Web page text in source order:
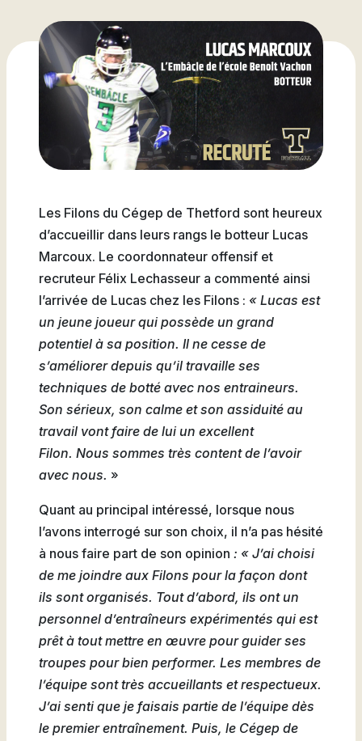
Baseball
Volleyball
Natation
Badminton
Flag
Football
Filons
Actualités
Boutique
Partenaires
Foire aux
questions
Nous
joindre
Stationnement
La Fondation du Cégep
de Thetford et de
Lotbinière
Nos partenaires
Les Presses du Cégep
Campus de Lotbinière
Nouvelles
Nous joindre
collégiales
Stages en alternance
travail-études
À propos de la formation
générale
Annuaire des
Activités sportives
Visite notre Cégep
Planifie ta rentrée
Coûts à prévoir
Foire aux questions
(FAQ)
Viens discuter avec nous
Expériences et
témoignages
Foire aux questions de
l’international (FAQ)
Nous joindre
Les Filons du Cégep de Thetford sont heureux
d’accueillir dans leurs rangs le botteur Lucas
Marcoux. Le coordonnateur offensif et
recruteur Félix Lechasseur a commenté ainsi
l’arrivée de Lucas chez les Filons : « Lucas est
un jeune joueur qui possède un grand
potentiel à sa position. Il ne cesse de
s’améliorer depuis qu’il travaille ses
techniques de botté avec nos entraineurs.
Son sérieux, son calme et son assiduité au
travail vont faire de lui un excellent
Filon. Nous sommes très content de l’avoir
avec nous. »
Quant au principal intéressé, lorsque nous
l’avons interrogé sur son choix, il n’a pas hésité
à nous faire part de son opinion : « J’ai choisi
de me joindre aux Filons pour la façon dont
ils sont organisés. Tout d’abord, ils ont un
personnel d’entraîneurs expérimentés qui est
prêt à tout mettre en œuvre pour guider ses
troupes pour bien performer. Les membres de
l’équipe sont très accueillants et respectueux.
J’ai senti que je faisais partie de l’équipe dès
le premier entraînement. Puis, le Cégep de